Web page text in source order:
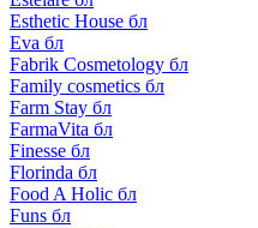
Esthetic House бл
Eva бл
Fabrik Cosmetology бл
Family cosmetics бл
Farm Stay бл
FarmaVita бл
Finesse бл
Florinda бл
Food A Holic бл
Funs бл